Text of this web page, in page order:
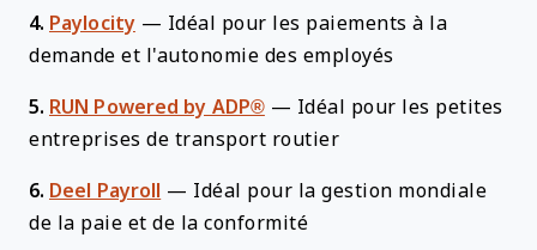
4. Paylocity — Idéal pour les paiements à la
demande et l'autonomie des employés
5. RUN Powered by ADP® — Idéal pour les petites
entreprises de transport routier
6. Deel Payroll — Idéal pour la gestion mondiale
de la paie et de la conformité